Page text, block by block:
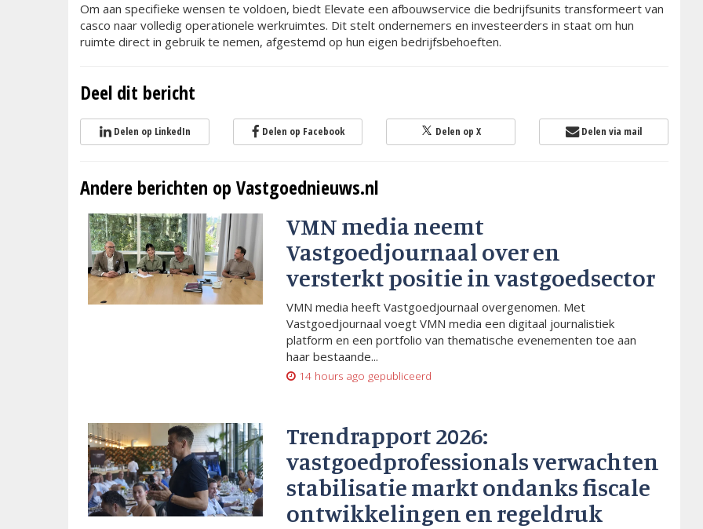
Om aan specifieke wensen te voldoen, biedt Elevate een afbouwservice die bedrijfsunits transformeert van
casco naar volledig operationele werkruimtes. Dit stelt ondernemers en investeerders in staat om hun
ruimte direct in gebruik te nemen, afgestemd op hun eigen bedrijfsbehoeften.
Deel dit bericht
Delen op LinkedIn Delen op Facebook Delen op X Delen via mail
Andere berichten op Vastgoednieuws.nl
VMN media neemt
Vastgoedjournaal over en
versterkt positie in vastgoedsector
VMN media heeft Vastgoedjournaal overgenomen. Met
Vastgoedjournaal voegt VMN media een digitaal journalistiek
platform en een portfolio van thematische evenementen toe aan
haar bestaande...
14 hours ago gepubliceerd
Trendrapport 2026:
vastgoedprofessionals verwachten
stabilisatie markt ondanks fiscale
ontwikkelingen en regeldruk